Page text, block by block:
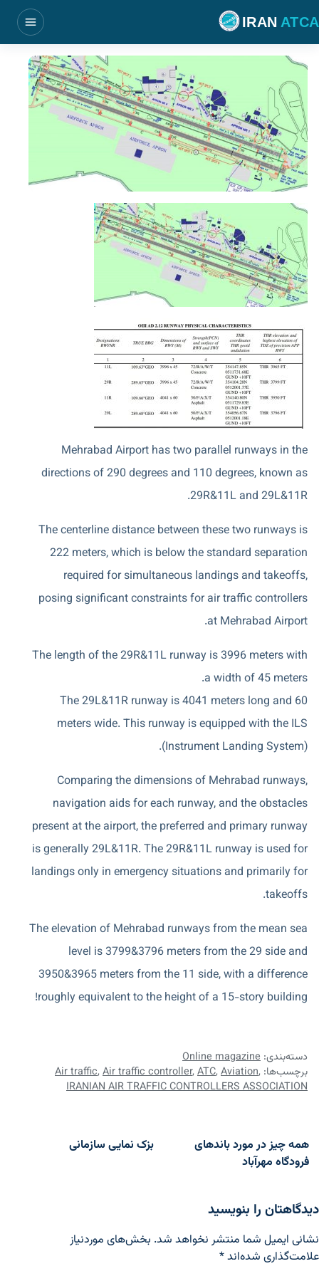
رفتن به محتوای اصلی
IRAN ATCA بازکردن منو
Mehrabad Airport has two parallel runways in the
directions of 290 degrees and 110 degrees, known as
29R&11L and 29L&11R.
The centerline distance between these two runways is
222 meters, which is below the standard separation
required for simultaneous landings and takeoffs,
posing significant constraints for air traffic controllers
at Mehrabad Airport.
The length of the 29R&11L runway is 3996 meters with
a width of 45 meters.
The 29L&11R runway is 4041 meters long and 60
meters wide. This runway is equipped with the ILS
(Instrument Landing System).
Comparing the dimensions of Mehrabad runways,
navigation aids for each runway, and the obstacles
present at the airport, the preferred and primary runway
is generally 29L&11R. The 29R&11L runway is used for
landings only in emergency situations and primarily for
takeoffs.
The elevation of Mehrabad runways from the mean sea
level is 3799&3796 meters from the 29 side and
3950&3965 meters from the 11 side, with a difference
roughly equivalent to the height of a 15-story building!
دسته‌بندی: Online magazine
برچسب‌ها:
Air traffic,Air traffic controller,ATC,Aviation,
IRANIAN AIR TRAFFIC CONTROLLERS ASSOCIATION
راهبری نوشته
همه چیز در مورد باندهای
فرودگاه مهرآباد
بزک نمایی سازمانی
دیدگاهتان را بنویسید
نشانی ایمیل شما منتشر نخواهد شد. بخش‌های موردنیاز
علامت‌گذاری شده‌اند*